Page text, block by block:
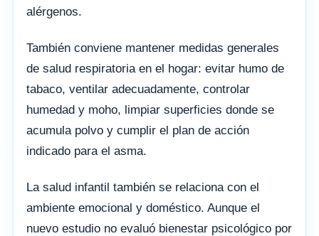
alérgenos.
También conviene mantener medidas generales
de salud respiratoria en el hogar: evitar humo de
tabaco, ventilar adecuadamente, controlar
humedad y moho, limpiar superficies donde se
acumula polvo y cumplir el plan de acción
indicado para el asma.
La salud infantil también se relaciona con el
ambiente emocional y doméstico. Aunque el
nuevo estudio no evaluó bienestar psicológico por